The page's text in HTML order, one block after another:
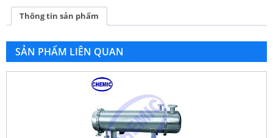
Thông tin sản phẩm
SẢN PHẨM LIÊN QUAN